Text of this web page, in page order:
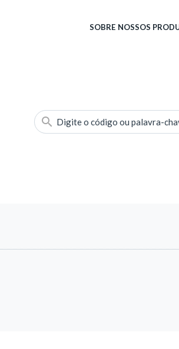
SOBRE NOSSOS
Digite o código ou palavra-